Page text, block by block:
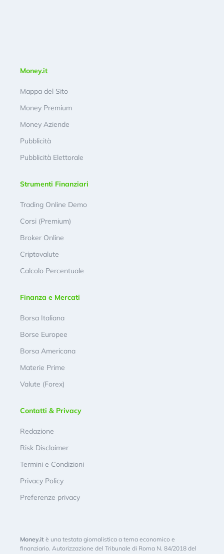
Money.it
Mappa del Sito
Money Premium
Money Aziende
Pubblicità
Pubblicità Elettorale
Strumenti Finanziari
Trading Online Demo
Corsi (Premium)
Broker Online
Criptovalute
Calcolo Percentuale
Finanza e Mercati
Borsa Italiana
Borse Europee
Borsa Americana
Materie Prime
Valute (Forex)
Contatti & Privacy
Redazione
Risk Disclaimer
Termini e Condizioni
Privacy Policy
Preferenze privacy
Money.it è una testata giornalistica a tema economico e
finanziario. Autorizzazione del Tribunale di Roma N. 84/2018 del